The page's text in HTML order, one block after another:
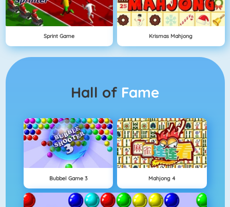
Sprint Game Krismas Mahjong
Hall of Fame
Bubbel Game 3 Mahjong 4